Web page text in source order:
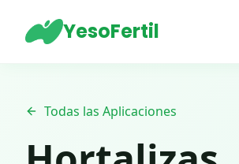
YesoFertil
Todas las Aplicaciones